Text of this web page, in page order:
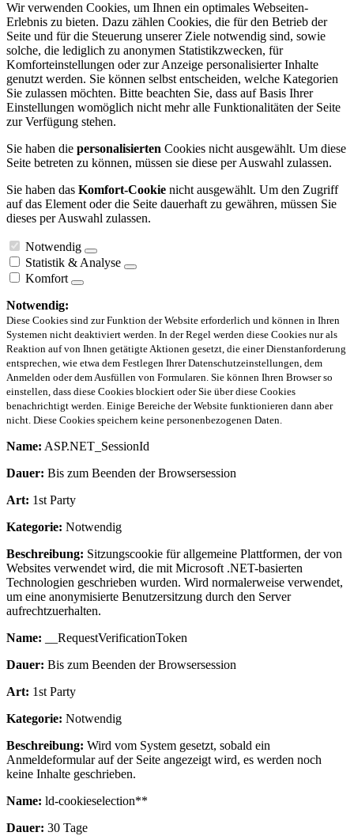
Wir verwenden Cookies, um Ihnen ein optimales Webseiten-
Erlebnis zu bieten. Dazu zählen Cookies, die für den Betrieb der
Seite und für die Steuerung unserer Ziele notwendig sind, sowie
solche, die lediglich zu anonymen Statistikzwecken, für
Komforteinstellungen oder zur Anzeige personalisierter Inhalte
genutzt werden. Sie können selbst entscheiden, welche Kategorien
Sie zulassen möchten. Bitte beachten Sie, dass auf Basis Ihrer
Einstellungen womöglich nicht mehr alle Funktionalitäten der Seite
zur Verfügung stehen.
Sie haben die personalisierten Cookies nicht ausgewählt. Um diese
Seite betreten zu können, müssen sie diese per Auswahl zulassen.
Sie haben das Komfort-Cookie nicht ausgewählt. Um den Zugriff
auf das Element oder die Seite dauerhaft zu gewähren, müssen Sie
dieses per Auswahl zulassen.
Notwendig
Statistik & Analyse
Komfort
Notwendig:
Diese Cookies sind zur Funktion der Website erforderlich und können in Ihren
Systemen nicht deaktiviert werden. In der Regel werden diese Cookies nur als
Reaktion auf von Ihnen getätigte Aktionen gesetzt, die einer Dienstanforderung
entsprechen, wie etwa dem Festlegen Ihrer Datenschutzeinstellungen, dem
Anmelden oder dem Ausfüllen von Formularen. Sie können Ihren Browser so
einstellen, dass diese Cookies blockiert oder Sie über diese Cookies
benachrichtigt werden. Einige Bereiche der Website funktionieren dann aber
nicht. Diese Cookies speichern keine personenbezogenen Daten.
Name: ASP.NET_SessionId
Dauer: Bis zum Beenden der Browsersession
Art: 1st Party
Kategorie: Notwendig
Beschreibung: Sitzungscookie für allgemeine Plattformen, der von
Websites verwendet wird, die mit Microsoft .NET-basierten
Technologien geschrieben wurden. Wird normalerweise verwendet,
um eine anonymisierte Benutzersitzung durch den Server
aufrechtzuerhalten.
Name: __RequestVerificationToken
Dauer: Bis zum Beenden der Browsersession
Art: 1st Party
Kategorie: Notwendig
Beschreibung: Wird vom System gesetzt, sobald ein
Anmeldeformular auf der Seite angezeigt wird, es werden noch
keine Inhalte geschrieben.
Name: ld-cookieselection**
Dauer: 30 Tage